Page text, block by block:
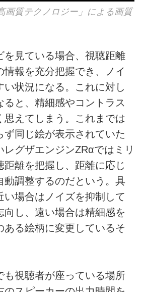
画質テクノロジー」による画質
見ている場合、視聴距離
情報を充分把握でき、ノイ
い状況になる。これに対し
ると、精細感やコントラス
思えてしまう。これまでは
ず同じ絵が表示されていた
レグザエンジンZRαではミリ
距離を把握し、距離に応じ
動調整するのだという。具
い場合はノイズを抑制して
向し、遠い場合は精細感を
ある絵柄に変更しているそ
視聴者が座っている場所